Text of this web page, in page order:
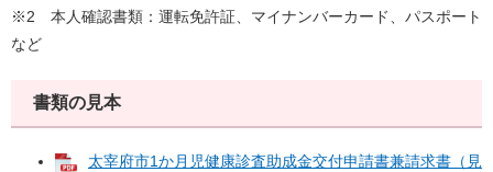
※2 本人確認書類：運転免許証、マイナンバーカード、パスポート
など
書類の見本
太宰府市1か月児健康診査助成金交付申請書兼請求書（見